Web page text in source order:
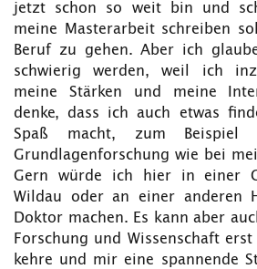
jetzt schon so weit bin und
meine Masterarbeit schreiben
Beruf zu gehen. Aber ich
schwierig werden, weil ich
meine Stärken und meine
denke, dass ich auch etwas
Spaß macht, zum
Grundlagenforschung wie bei
Gern würde ich hier in einer
Wildau oder an einer anderen
Doktor machen. Es kann aber
Forschung und Wissenschaft
kehre und mir eine spannende